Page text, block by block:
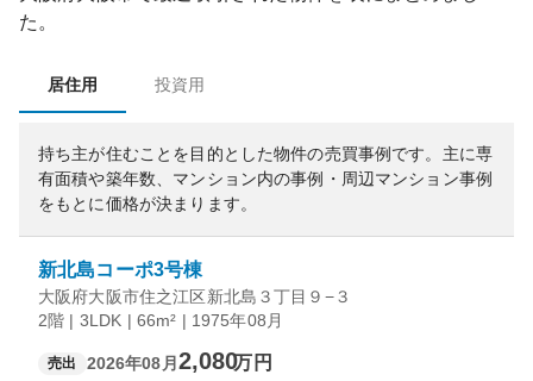
た。
居住用 投資用
持ち主が住むことを目的とした物件の売買事例です。 主に専
有面積や築年数、マンション内の事例・周辺マンション事例
をもとに価格が決まります。
新北島コーポ3号棟
大阪府大阪市住之江区新北島３丁目９−３
2階 | 3LDK | 66m² | 1975年08月
売出 2026年08月 2,080万円